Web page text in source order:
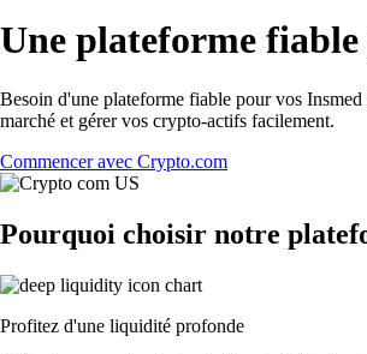
Une plateforme
Besoin d'une plateforme fiable pour vos
marché et gérer vos crypto-actifs facilement.
Commencer avec Crypto.com
Pourquoi choisir notre
Profitez d'une liquidité profonde